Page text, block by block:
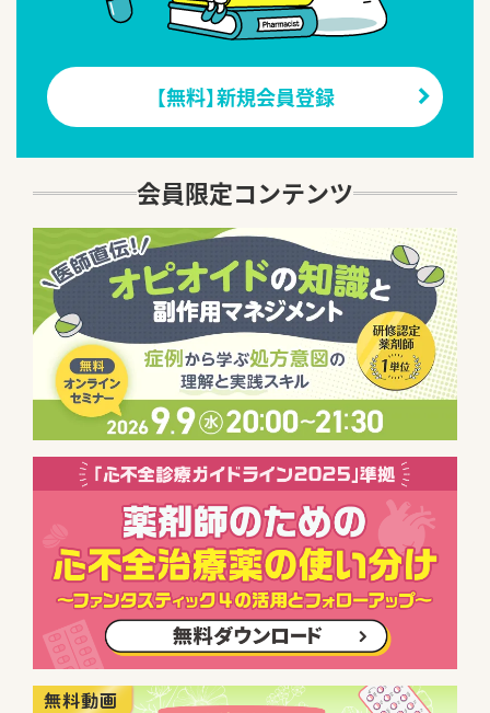
【無料】新規会員登録
会員限定コンテンツ